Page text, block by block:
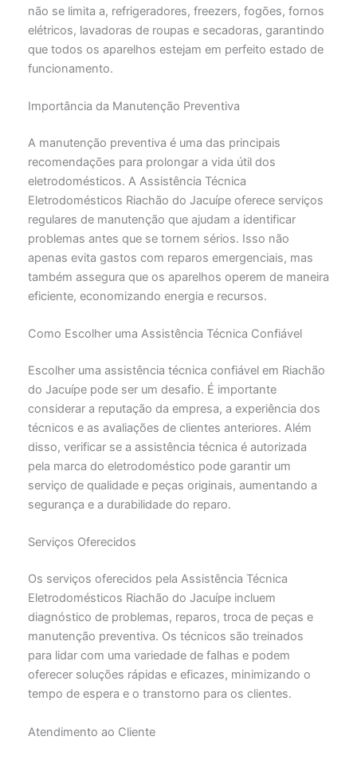
não se limita a, refrigeradores, freezers, fogões, fornos
elétricos, lavadoras de roupas e secadoras, garantindo
que todos os aparelhos estejam em perfeito estado de
funcionamento.
Importância da Manutenção Preventiva
A manutenção preventiva é uma das principais
recomendações para prolongar a vida útil dos
eletrodomésticos. A Assistência Técnica
Eletrodomésticos Riachão do Jacuípe oferece serviços
regulares de manutenção que ajudam a identificar
problemas antes que se tornem sérios. Isso não
apenas evita gastos com reparos emergenciais, mas
também assegura que os aparelhos operem de maneira
eficiente, economizando energia e recursos.
Como Escolher uma Assistência Técnica Confiável
Escolher uma assistência técnica confiável em Riachão
do Jacuípe pode ser um desafio. É importante
considerar a reputação da empresa, a experiência dos
técnicos e as avaliações de clientes anteriores. Além
disso, verificar se a assistência técnica é autorizada
pela marca do eletrodoméstico pode garantir um
serviço de qualidade e peças originais, aumentando a
segurança e a durabilidade do reparo.
Serviços Oferecidos
Os serviços oferecidos pela Assistência Técnica
Eletrodomésticos Riachão do Jacuípe incluem
diagnóstico de problemas, reparos, troca de peças e
manutenção preventiva. Os técnicos são treinados
para lidar com uma variedade de falhas e podem
oferecer soluções rápidas e eficazes, minimizando o
tempo de espera e o transtorno para os clientes.
Atendimento ao Cliente